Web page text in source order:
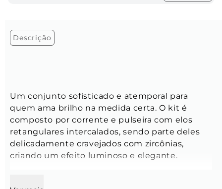
Descrição
Um conjunto sofisticado e atemporal para
quem ama brilho na medida certa. O kit é
composto por corrente e pulseira com elos
retangulares intercalados, sendo parte deles
delicadamente cravejados com zircônias,
criando um efeito luminoso e elegante.